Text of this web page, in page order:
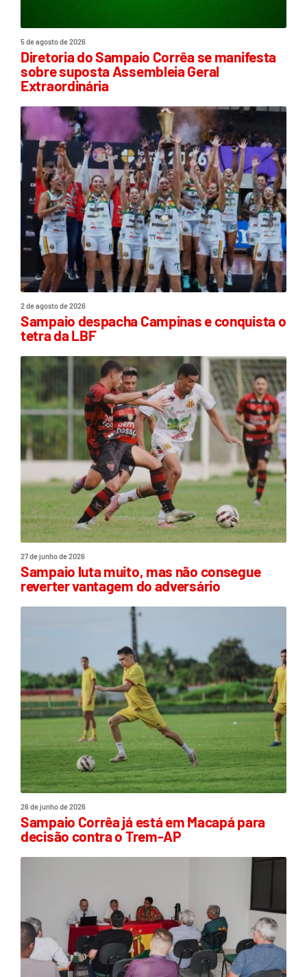
5 de agosto de 2026
Diretoria do Sampaio Corrêa se manifesta
sobre suposta Assembleia Geral
Extraordinária
2 de agosto de 2026
Sampaio despacha Campinas e conquista o
tetra da LBF
27 de junho de 2026
Sampaio luta muito, mas não consegue
reverter vantagem do adversário
26 de junho de 2026
Sampaio Corrêa já está em Macapá para
decisão contra o Trem-AP